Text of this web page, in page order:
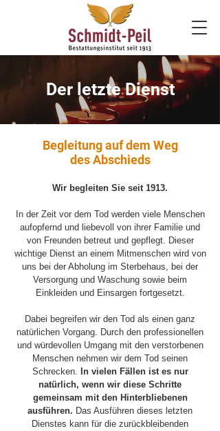
Der letzte Dienst
Begleitung auf dem Weg
des Abschieds
Wir begleiten Sie seit 1913.
In der Zeit vor dem Tod werden viele Menschen
aufopfernd und liebevoll von ihrer Familie und
von Freunden betreut und gepflegt. Dieser
wichtige Dienst an einem Mitmenschen wird von
uns bei der Abholung im Sterbehaus, bei der
Versorgung und Waschung sowie beim
Einkleiden und Einsargen fortgesetzt.
Dabei begreifen wir den Tod als einen ganz
natürlichen Vorgang. Durch den professionellen
und würdevollen Umgang mit den verstorbenen
Menschen nehmen wir dem Tod seinen
Schrecken. In vielen Fällen ist es nur
natürlich, wenn wir diese Schritte
gemeinsam mit den Hinterbliebenen
ausführen. Das Ausführen dieses letzten
Dienstes kann für die zurückbleibenden